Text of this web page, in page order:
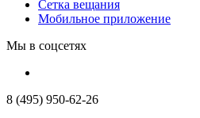
Сетка вещания
Мобильное приложение
Мы в соцсетях
8 (495) 950-62-26